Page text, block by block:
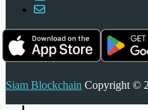
Siam Blockchain Copyright ©